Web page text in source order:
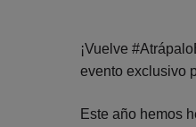
¡Vuelve
evento exclusivo
Este año hemos